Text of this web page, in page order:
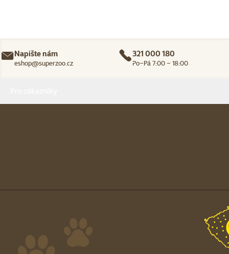
Napište nám
eshop@superzoo.cz
321 000 180
Po–Pá 7:00 – 18:00